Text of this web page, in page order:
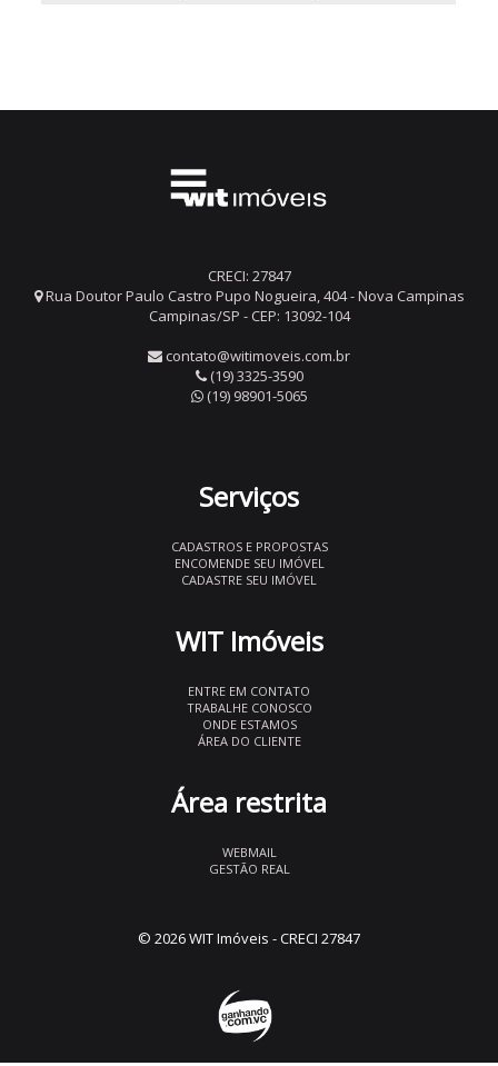
CRECI: 27847
Rua Doutor Paulo Castro Pupo Nogueira, 404 - Nova Campinas
Campinas/SP - CEP: 13092-104
contato@witimoveis.com.br
(19) 3325-3590
(19) 98901-5065
Serviços
CADASTROS E PROPOSTAS
ENCOMENDE SEU IMÓVEL
CADASTRE SEU IMÓVEL
WIT Imóveis
ENTRE EM CONTATO
TRABALHE CONOSCO
ONDE ESTAMOS
ÁREA DO CLIENTE
Área restrita
WEBMAIL
GESTÃO REAL
© 2026 WIT Imóveis - CRECI 27847